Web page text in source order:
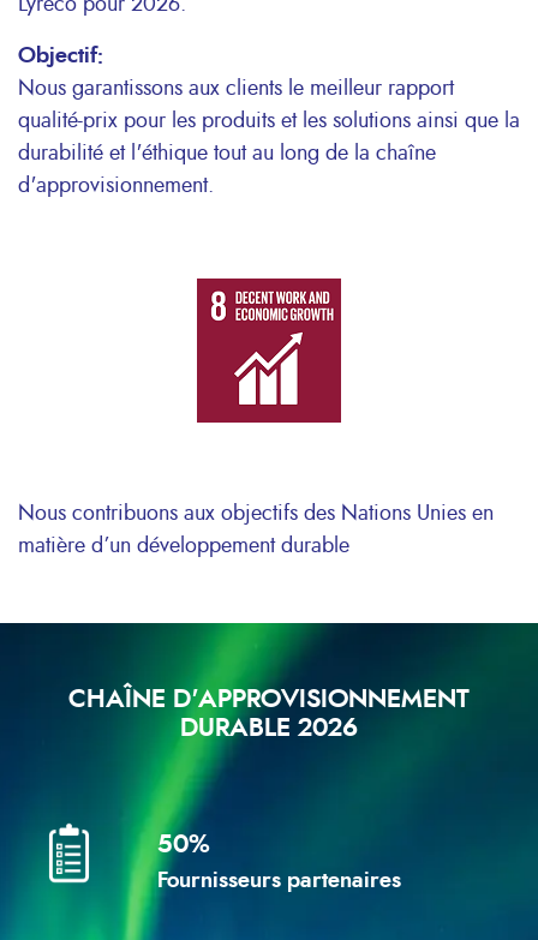
Lyreco pour 2026.
Objectif:
Nous garantissons aux clients le meilleur rapport
qualité-prix pour les produits et les solutions ainsi que la
durabilité et l'éthique tout au long de la chaîne
d'approvisionnement.
Nous contribuons aux objectifs des Nations Unies en
matière d’un développement durable
CHAÎNE D'APPROVISIONNEMENT
DURABLE 2026
50%
Fournisseurs partenaires